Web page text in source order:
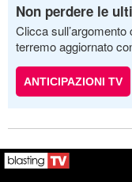
Non perdere le
Clicca
terremo aggiornato
ANTICIPAZIONI TV